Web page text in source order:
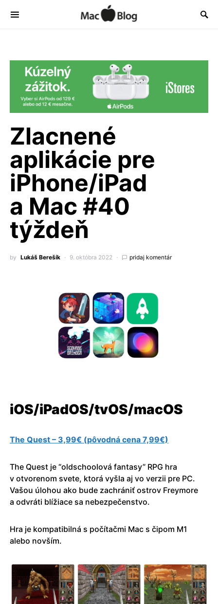
Zlacnené
aplikácie pre
iPhone/iPad
a Mac #40
týždeň
by Lukáš Berešík 9. októbra 2022 pridaj komentár
iOS/iPadOS/tvOS/macOS
The Quest – 3,99€ (pôvodná cena 7,99€)
The Quest je “oldschoolová fantasy” RPG hra
v otvorenom svete, ktorá vyšla aj vo verzii pre PC.
Vašou úlohou ako bude zachrániť ostrov Freymore
a odvráti blížiace sa nebezpečenstvo.
Hra je kompatibilná s počítačmi Mac s čipom M1
alebo novším.